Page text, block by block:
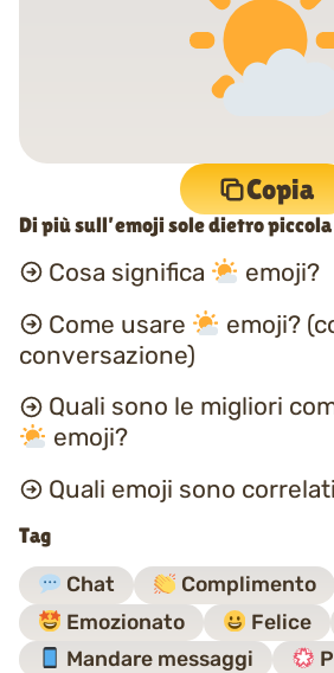
Copia
Di più sull’emoji sole dietro
Cosa significa
emoji?
Come usare
emoji?
conversazione)
Quali sono le migliori
emoji?
Quali emoji sono
Tag
Chat
Complimento
Emozionato
Felice
Mandare messaggi